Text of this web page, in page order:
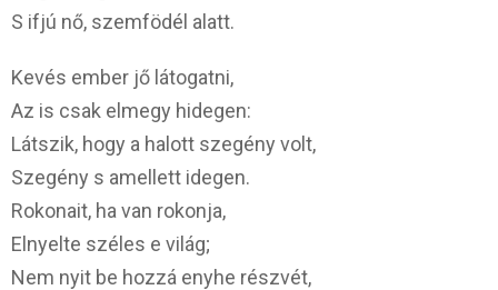
S ifjú nő, szemfödél alatt.
Kevés ember jő látogatni,
Az is csak elmegy hidegen:
Látszik, hogy a halott szegény volt,
Szegény s amellett idegen.
Rokonait, ha van rokonja,
Elnyelte széles e világ;
Nem nyit be hozzá enyhe részvét,